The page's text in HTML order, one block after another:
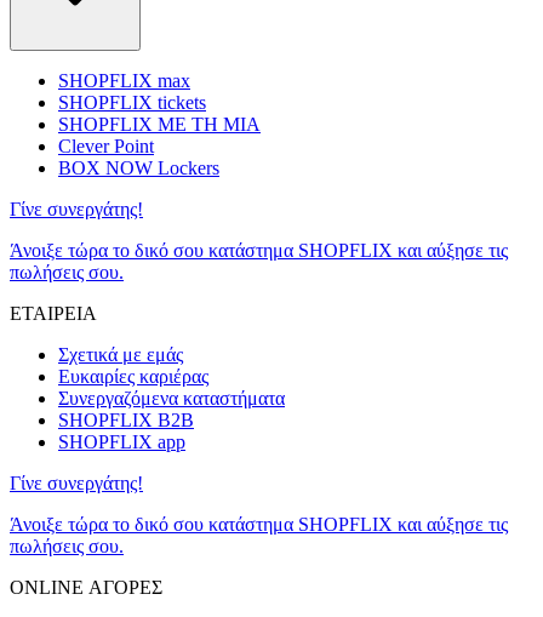
SHOPFLIX max
SHOPFLIX tickets
SHOPFLIX ΜΕ ΤΗ ΜΙΑ
Clever Point
BOX NOW Lockers
Γίνε συνεργάτης!
Άνοιξε τώρα το δικό σου κατάστημα SHOPFLIX και αύξησε τις
πωλήσεις σου.
ΕΤΑΙΡΕΙΑ
Σχετικά με εμάς
Ευκαιρίες καριέρας
Συνεργαζόμενα καταστήματα
SHOPFLIX B2B
SHOPFLIX app
Γίνε συνεργάτης!
Άνοιξε τώρα το δικό σου κατάστημα SHOPFLIX και αύξησε τις
πωλήσεις σου.
ONLINE ΑΓΟΡΕΣ